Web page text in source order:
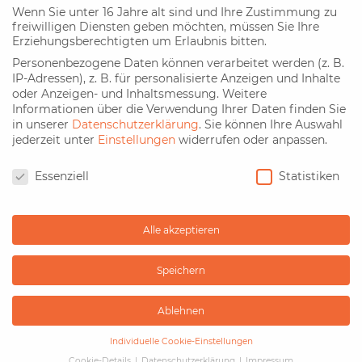
Ganzsäule zentral gelegen
Ihre Plakatwerbung mit echten Profis
aus München
Mit m-plakat.de können Sie bei Ihrer
Plakatwerbung nichts verkehrt machen.
viele Tausend Plakate und City-Light-Poster
erfolgreich gemanagt hat. Die Abläufe und
Prozesse sind perfekt aufeinander abgestimmt, so
dass SieIhre Plakatwerbung bzw. Außenwerbung
in Erding
mit dem geringstmöglichen Aufwand
und zu einem wirklich günstigen Preis lancieren
Wenn Sie unter 16 Jahre alt sind und Ihre Zustimmung zu
freiwilligen Diensten geben möchten, müssen Sie Ihre
Erziehungsberechtigten um Erlaubnis bitten.
Personenbezogene Daten können verarbeitet werden (z. B.
IP-Adressen), z. B. für personalisierte Anzeigen und Inhalte
oder Anzeigen- und Inhaltsmessung. Weitere
Informationen über die Verwendung Ihrer Daten finden Sie
in unserer Datenschutzerklärung. Sie können Ihre Auswahl
jederzeit unter Einstellungen widerrufen oder anpassen.
Essenziell Statistiken
Alle akzeptieren
Speichern
Ablehnen
Individuelle Cookie-Einstellungen